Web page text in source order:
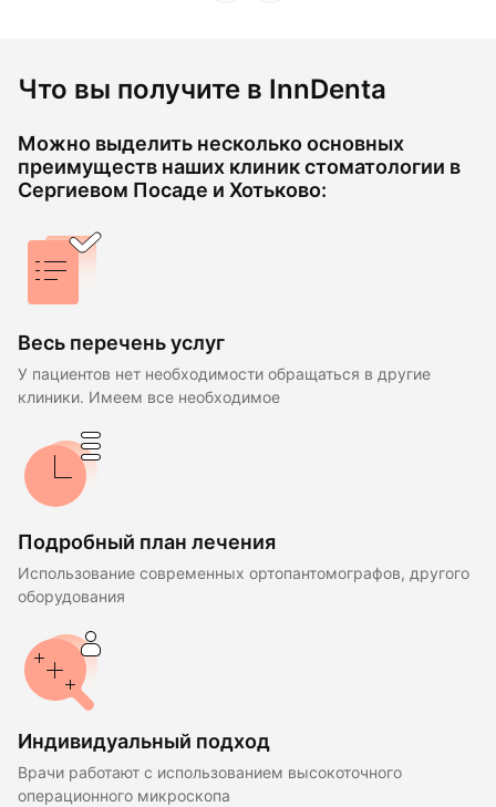
Что вы получите в InnDenta
Можно выделить несколько основных
преимуществ наших клиник стоматологии в
Сергиевом Посаде и Хотьково:
Весь перечень услуг
У пациентов нет необходимости обращаться в другие
клиники. Имеем все необходимое
Подробный план лечения
Использование современных ортопантомографов, другого
оборудования
Индивидуальный подход
Врачи работают с использованием высокоточного
операционного микроскопа